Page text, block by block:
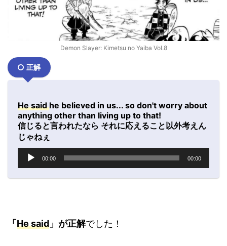
Demon Slayer: Kimetsu no Yaiba Vol.8
正解
He saidhe believed in us... so don't worry about
anything other than living up to that!
信じると言われたなら それに応えること以外考えん
じゃねぇ
ー
00:00 00:00
「 He said 」が正解でした！